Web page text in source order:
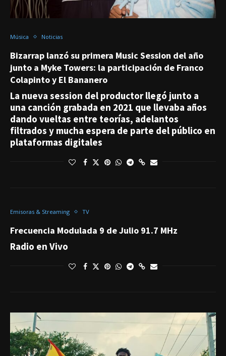
Música Noticias
Bizarrap lanzó su primera Music Session del año
junto a Myke Towers: la participación de Franco
Colapinto y El Bananero
La nueva session del productor llegó junto a
una canción grabada en 2021 que llevaba años
dando vueltas entre teorías, adelantos
filtrados y mucha espera de parte del público en
plataformas digitales
Emisoras & Streaming TV
Frecuencia Modulada 9 de Julio 91.7 MHz
Radio en Vivo